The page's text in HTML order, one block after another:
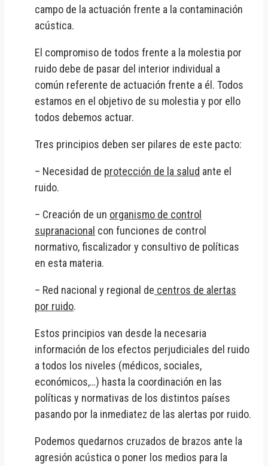
campo de la actuación frente a la contaminación
acústica.
El compromiso de todos frente a la molestia por
ruido debe de pasar del interior individual a
común referente de actuación frente a él. Todos
estamos en el objetivo de su molestia y por ello
todos debemos actuar.
Tres principios deben ser pilares de este pacto:
– Necesidad de protección de la salud ante el
ruido.
– Creación de un organismo de control
supranacional con funciones de control
normativo, fiscalizador y consultivo de políticas
en esta materia.
– Red nacional y regional de centros de alertas
por ruido.
Estos principios van desde la necesaria
información de los efectos perjudiciales del ruido
a todos los niveles (médicos, sociales,
económicos,…) hasta la coordinación en las
políticas y normativas de los distintos países
pasando por la inmediatez de las alertas por ruido.
Podemos quedarnos cruzados de brazos ante la
agresión acústica o poner los medios para la